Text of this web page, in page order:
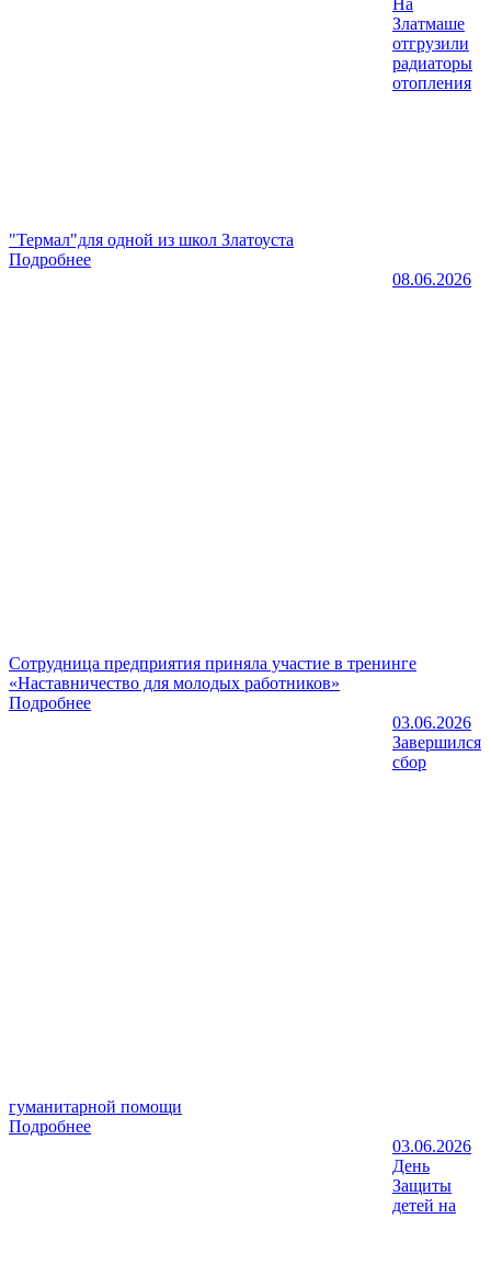
Златмаше
отгрузили
радиаторы
отопления
"Термал"для одной из школ Златоуста
Подробнее
08.06.2026
Сотрудница предприятия приняла участие в тренинге
«Наставничество для молодых работников»
Подробнее
03.06.2026
Завершился
сбор
гуманитарной помощи
Подробнее
03.06.2026
День
Защиты
детей на